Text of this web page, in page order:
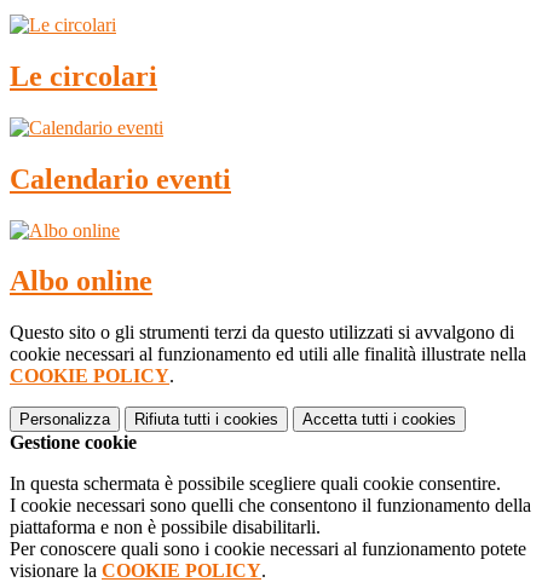
Le circolari
Calendario eventi
Albo online
Questo sito o gli strumenti terzi da questo utilizzati si avvalgono di
cookie necessari al funzionamento ed utili alle finalità illustrate nella
COOKIE POLICY.
Personalizza Rifiuta tutti i cookies Accetta tutti i cookies
Gestione cookie
In questa schermata è possibile scegliere quali cookie consentire.
I cookie necessari sono quelli che consentono il funzionamento della
piattaforma e non è possibile disabilitarli.
Per conoscere quali sono i cookie necessari al funzionamento potete
visionare la COOKIE POLICY.